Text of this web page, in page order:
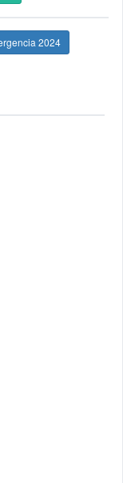
2024